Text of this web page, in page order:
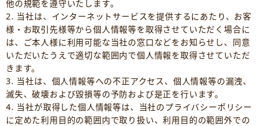
他の規範を遵守いたします。
2. 当社は、インターネットサービスを提供するにあたり、お客
様・お取引先様等から個人情報等を取得させていただく場合に
は、ご本人様に利用可能な当社の窓口などをお知らせし、同意
いただいたうえで適切な範囲内で個人情報を取得させていただ
きます。
3. 当社は、個人情報等への不正アクセス、個人情報等の漏洩、
滅失、破壊および毀損等の予防および是正を行います。
4. 当社が取得した個人情報等は、当社のプライバシーポリシー
に定めた利用目的の範囲内で取り扱い、利用目的の範囲外での